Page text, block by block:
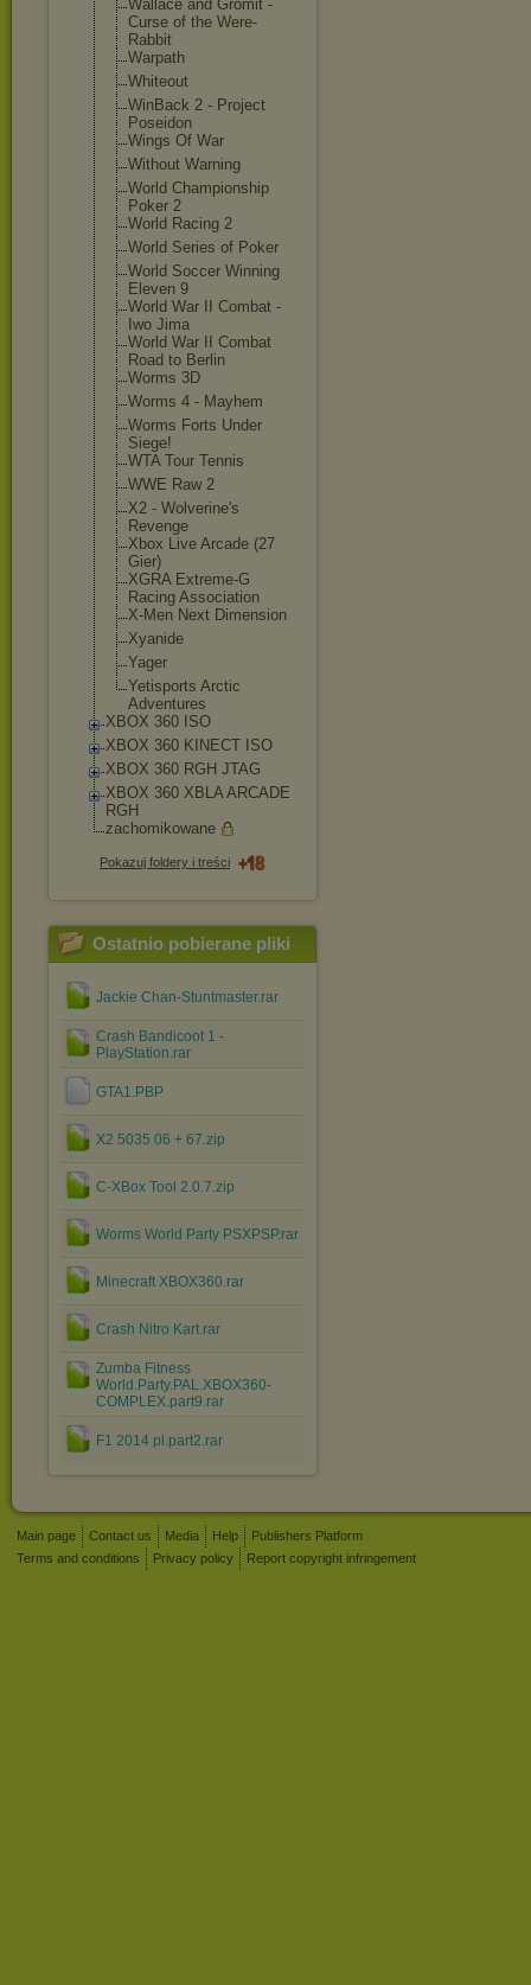
Wallace and Gromit -
Curse of the Were-
Rabbit
Warpath
Whiteout
WinBack 2 - Project
Poseidon
Wings Of War
Without Warning
World Championship
Poker 2
World Racing 2
World Series of Poker
World Soccer Winning
Eleven 9
World War II Combat -
Iwo Jima
World War II Combat
Road to Berlin
Worms 3D
Worms 4 - Mayhem
Worms Forts Under
Siege!
WTA Tour Tennis
WWE Raw 2
X2 - Wolverine's
Revenge
Xbox Live Arcade (27
Gier)
XGRA Extreme-G
Racing Association
X-Men Next Dimension
Xyanide
Yager
Yetisports Arctic
Adventures
XBOX 360 ISO
XBOX 360 KINECT ISO
XBOX 360 RGH JTAG
XBOX 360 XBLA ARCADE
RGH
zachomikowane
Pokazuj foldery i treści
Ostatnio pobierane pliki
Jackie Chan-Stuntmaster.rar
Crash Bandicoot 1 -
PlayStation.rar
GTA1.PBP
X2 5035 06 + 67.zip
C-XBox Tool 2.0.7.zip
Worms World Party PSXPSP.rar
Minecraft XBOX360.rar
Crash Nitro Kart.rar
Zumba Fitness
World.Party.PAL.XBOX360-
COMPLEX.part9.rar
F1 2014 pl.part2.rar
Main page Contact us Media Help
Publishers Platform
Terms and conditions
Privacy policy Report copyright infringement